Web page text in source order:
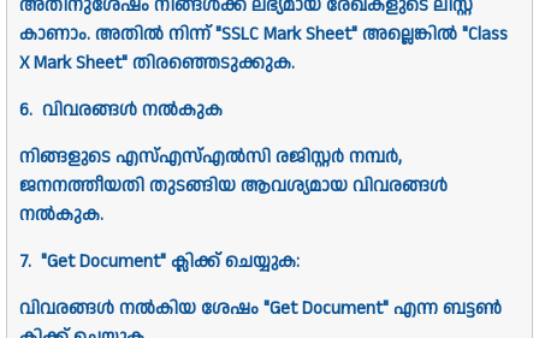
അതിനുശേഷം നിങ്ങൾക്ക് ലഭ്യമായ രേഖകളുടെ ലിസ്റ്റ്
കാണാം. അതിൽ നിന്ന് "SSLC Mark Sheet" അല്ലെങ്കിൽ "Class
X Mark Sheet" തിരഞ്ഞെടുക്കുക.
6. വിവരങ്ങൾ നൽകുക
നിങ്ങളുടെ എസ്എസ്എൽസി രജിസ്റ്റർ നമ്പർ,
ജനനത്തീയതി തുടങ്ങിയ ആവശ്യമായ വിവരങ്ങൾ
നൽകുക.
7. "Get Document" ക്ലിക്ക് ചെയ്യുക:
വിവരങ്ങൾ നൽകിയ ശേഷം "Get Document" എന്ന ബട്ടൺ